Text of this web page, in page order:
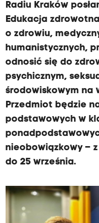
Radiu Kraków
Edukacja
o zdrowiu,
humanistycznych,
odnosić się do
psychicznym,
środowiskowym na
Przedmiot będzie
podstawowych w
nieobowiązkowy –
do 25 września.